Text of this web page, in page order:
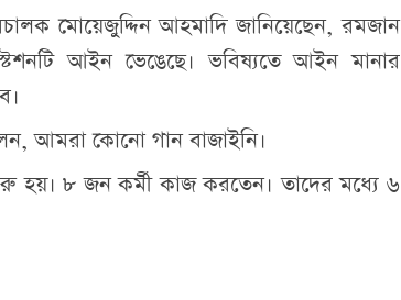
মোয়েজুদ্দিন আহমাদি জানিয়েছেন, রমজান
আইন ভেঙেছে। ভবিষ্যতে আইন মানার
আমরা কোনো গান বাজাইনি।
৮ জন কর্মী কাজ করতেন। তাদের মধ্যে ৬